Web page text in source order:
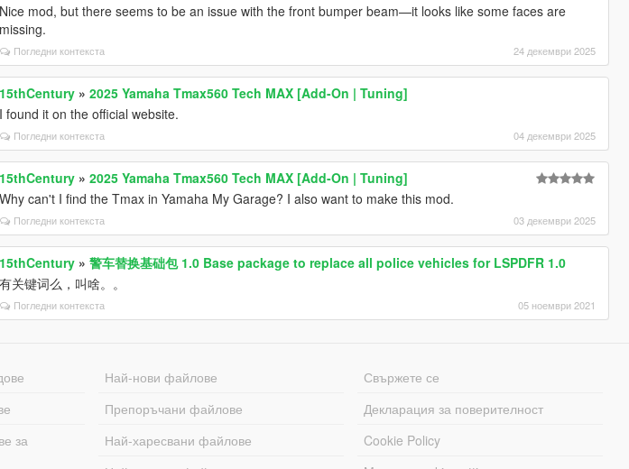
Nice mod, but there seems to be an issue with the front bumper beam—it looks like some faces are
missing.
Погледни контекста 24 декември 2025
15thCentury »2025 Yamaha Tmax560 Tech MAX [Add-On | Tuning]
I found it on the official website.
Погледни контекста 04 декември 2025
15thCentury »2025 Yamaha Tmax560 Tech MAX [Add-On | Tuning]
Why can't I find the Tmax in Yamaha My Garage? I also want to make this mod.
Погледни контекста 03 декември 2025
15thCentury »警车替换基础包 1.0 Base package to replace all police vehicles for LSPDFR 1.0
有关键词么，叫啥。。
Погледни контекста 05 ноември 2021
за
Най-нови файлове
Препоръчани файлове
Най-харесвани файлове
Свържете се
Декларация за поверителност
Cookie Policy